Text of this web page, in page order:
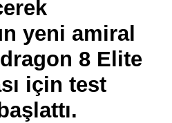
yeni amiral
8 Elite
için test